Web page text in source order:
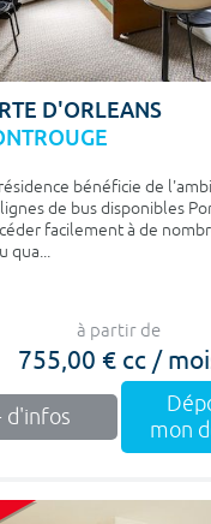
D'ORLEANS
bénéficie de
de bus disponibles
facilement à de
qua...
à partir de
755,00 € cc /
d'infos
mon